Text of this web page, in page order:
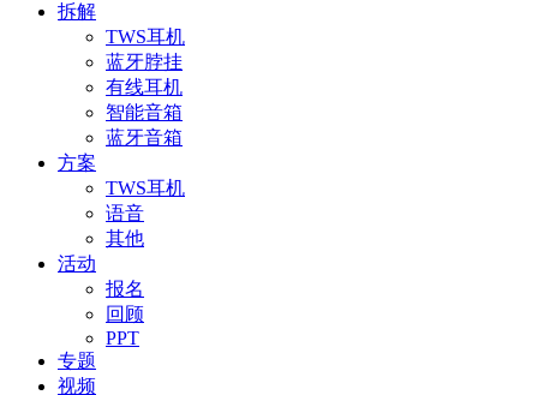
拆解
TWS耳机
蓝牙脖挂
有线耳机
智能音箱
蓝牙音箱
方案
TWS耳机
语音
其他
活动
报名
回顾
PPT
专题
视频